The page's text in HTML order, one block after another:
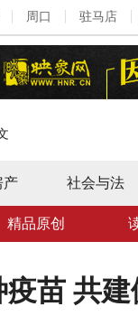
周口 驻马店
产 社会与法
精品原创
苗 共